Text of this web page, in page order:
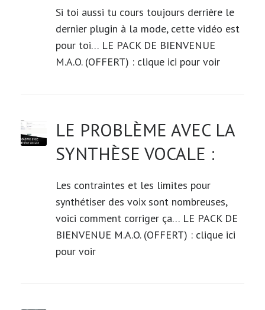
Si toi aussi tu cours toujours derrière le
dernier plugin à la mode, cette vidéo est
pour toi… LE PACK DE BIENVENUE
M.A.O. (OFFERT) : clique ici pour voir
LE PROBLÈME AVEC LA
SYNTHÈSE VOCALE :
Les contraintes et les limites pour
synthétiser des voix sont nombreuses,
voici comment corriger ça… LE PACK DE
BIENVENUE M.A.O. (OFFERT) : clique ici
pour voir